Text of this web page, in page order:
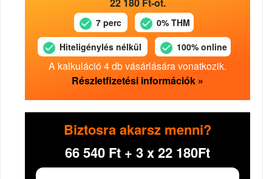
7 perc
0% THM
Hiteligénylés nélkül
100% online
A kalkuláció 4 db vásárlására vonatkozik.
Részletfizetési információk »
Biztosra akarsz menni?
66 540 Ft + 3 x 22 180Ft